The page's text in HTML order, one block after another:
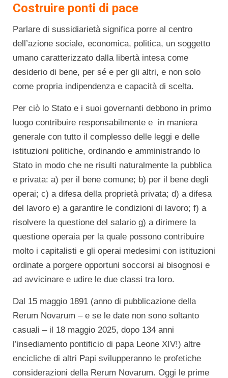
Costruire ponti di pace
Parlare di sussidiarietà significa porre al centro
dell’azione sociale, economica, politica, un soggetto
umano caratterizzato dalla libertà intesa come
desiderio di bene, per sé e per gli altri, e non solo
come propria indipendenza e capacità di scelta.
Per ciò lo Stato e i suoi governanti debbono in primo
luogo contribuire responsabilmente e in maniera
generale con tutto il complesso delle leggi e delle
istituzioni politiche, ordinando e amministrando lo
Stato in modo che ne risulti naturalmente la pubblica
e privata: a) per il bene comune; b) per il bene degli
operai; c) a difesa della proprietà privata; d) a difesa
del lavoro e) a garantire le condizioni di lavoro; f) a
risolvere la questione del salario g) a dirimere la
questione operaia per la quale possono contribuire
molto i capitalisti e gli operai medesimi con istituzioni
ordinate a porgere opportuni soccorsi ai bisognosi e
ad avvicinare e udire le due classi tra loro.
Dal 15 maggio 1891 (anno di pubblicazione della
Rerum Novarum – e se le date non sono soltanto
casuali – il 18 maggio 2025, dopo 134 anni
l’insediamento pontificio di papa Leone XIV!) altre
encicliche di altri Papi svilupperanno le profetiche
considerazioni della Rerum Novarum. Oggi le prime